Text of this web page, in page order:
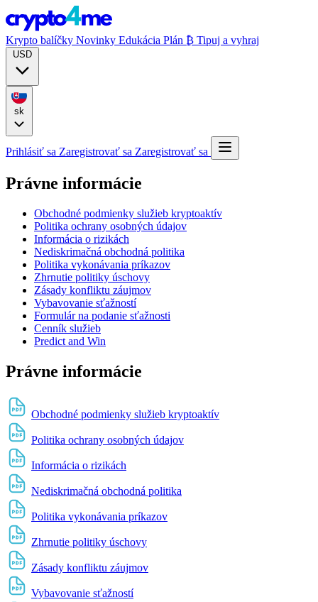
Krypto balíčky Novinky Edukácia Plán ₿ Tipuj a vyhraj
Prihlásiť sa Zaregistrovať sa Zaregistrovať sa
Právne informácie
Obchodné podmienky služieb kryptoaktív
Politika ochrany osobných údajov
Informácia o rizikách
Nediskrimačná obchodná politika
Politika vykonávania príkazov
Zhrnutie politiky úschovy
Zásady konfliktu záujmov
Vybavovanie sťažností
Formulár na podanie sťažnosti
Cenník služieb
Predict and Win
Právne informácie
Obchodné podmienky služieb kryptoaktív
Politika ochrany osobných údajov
Informácia o rizikách
Nediskrimačná obchodná politika
Politika vykonávania príkazov
Zhrnutie politiky úschovy
Zásady konfliktu záujmov
Vybavovanie sťažností